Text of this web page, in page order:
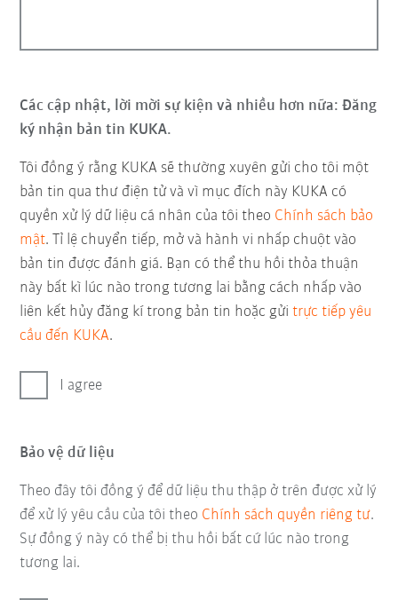
Các cập nhật, lời mời sự kiện và nhiều hơn nữa: Đăng
ký nhận bản tin KUKA.
Tôi đồng ý rằng KUKA sẽ thường xuyên gửi cho tôi một
bản tin qua thư điện tử và vì mục đích này KUKA có
quyền xử lý dữ liệu cá nhân của tôi theo Chính sách bảo
mật. Tỉ lệ chuyển tiếp, mở và hành vi nhấp chuột vào
bản tin được đánh giá. Bạn có thể thu hồi thỏa thuận
này bất kì lúc nào trong tương lai bằng cách nhấp vào
liên kết hủy đăng kí trong bản tin hoặc gửitrực tiếp yêu
cầu đến KUKA.
I agree
Bảo vệ dữ liệu
Theo đây tôi đồng ý để dữ liệu thu thập ở trên được xử lý
để xử lý yêu cầu của tôi theo Chính sách quyền riêng tư.
Sự đồng ý này có thể bị thu hồi bất cứ lúc nào trong
tương lai.